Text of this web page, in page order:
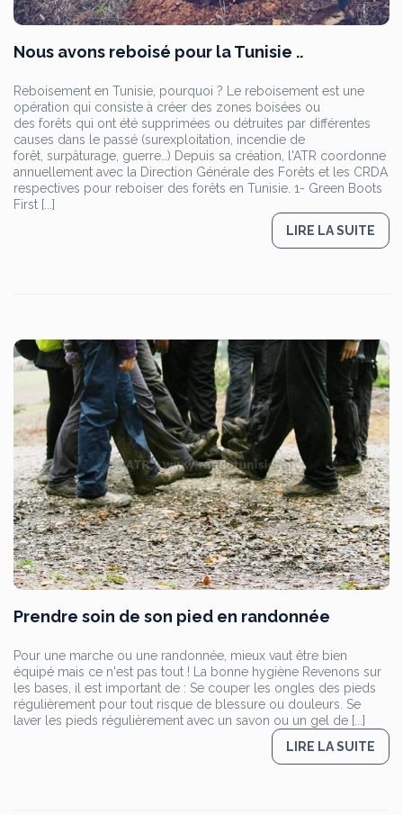
Nous avons reboisé pour la Tunisie ..
Reboisement en Tunisie, pourquoi ? Le reboisement est une
opération qui consiste à créer des zones boisées ou
des forêts qui ont été supprimées ou détruites par différentes
causes dans le passé (surexploitation, incendie de
forêt, surpâturage, guerre…) Depuis sa création, l'ATR coordonne
annuellement avec la Direction Générale des Forêts et les CRDA
respectives pour reboiser des forêts en Tunisie. 1- Green Boots
First [...]
LIRE LA SUITE
Prendre soin de son pied en randonnée
Pour une marche ou une randonnée, mieux vaut être bien
équipé mais ce n'est pas tout ! La bonne hygiène Revenons sur
les bases, il est important de : Se couper les ongles des pieds
régulièrement pour tout risque de blessure ou douleurs. Se
laver les pieds régulièrement avec un savon ou un gel de [...]
LIRE LA SUITE